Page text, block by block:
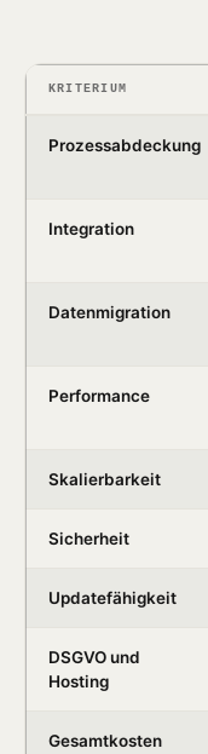
KRITERIUM
Prozessabdeckung
Integration
Datenmigration
Performance
Skalierbarkeit
Sicherheit
Updatefähigkeit
DSGVO und
Hosting
Gesamtkosten